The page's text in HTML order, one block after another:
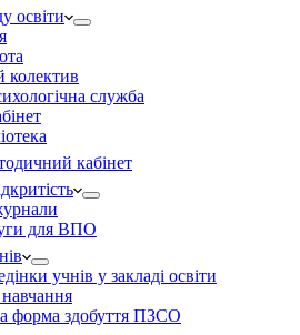
освіти
колектив
служба
кабінет
для ВПО
учнів у закладі освіти
форма здобуття ПЗСО